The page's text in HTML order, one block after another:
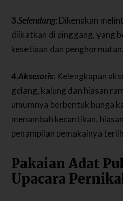
3.Selendang: Dikenakan
diikatkan di pinggang, yang
kesetiaan dan penghormatan.
4.Aksesoris: Kelengkapan
gelang, kalung dan hiasan
umumnya berbentuk bunga
menambah kecantikan,
penampilan pemakainya
Pakaian Adat
Upacara